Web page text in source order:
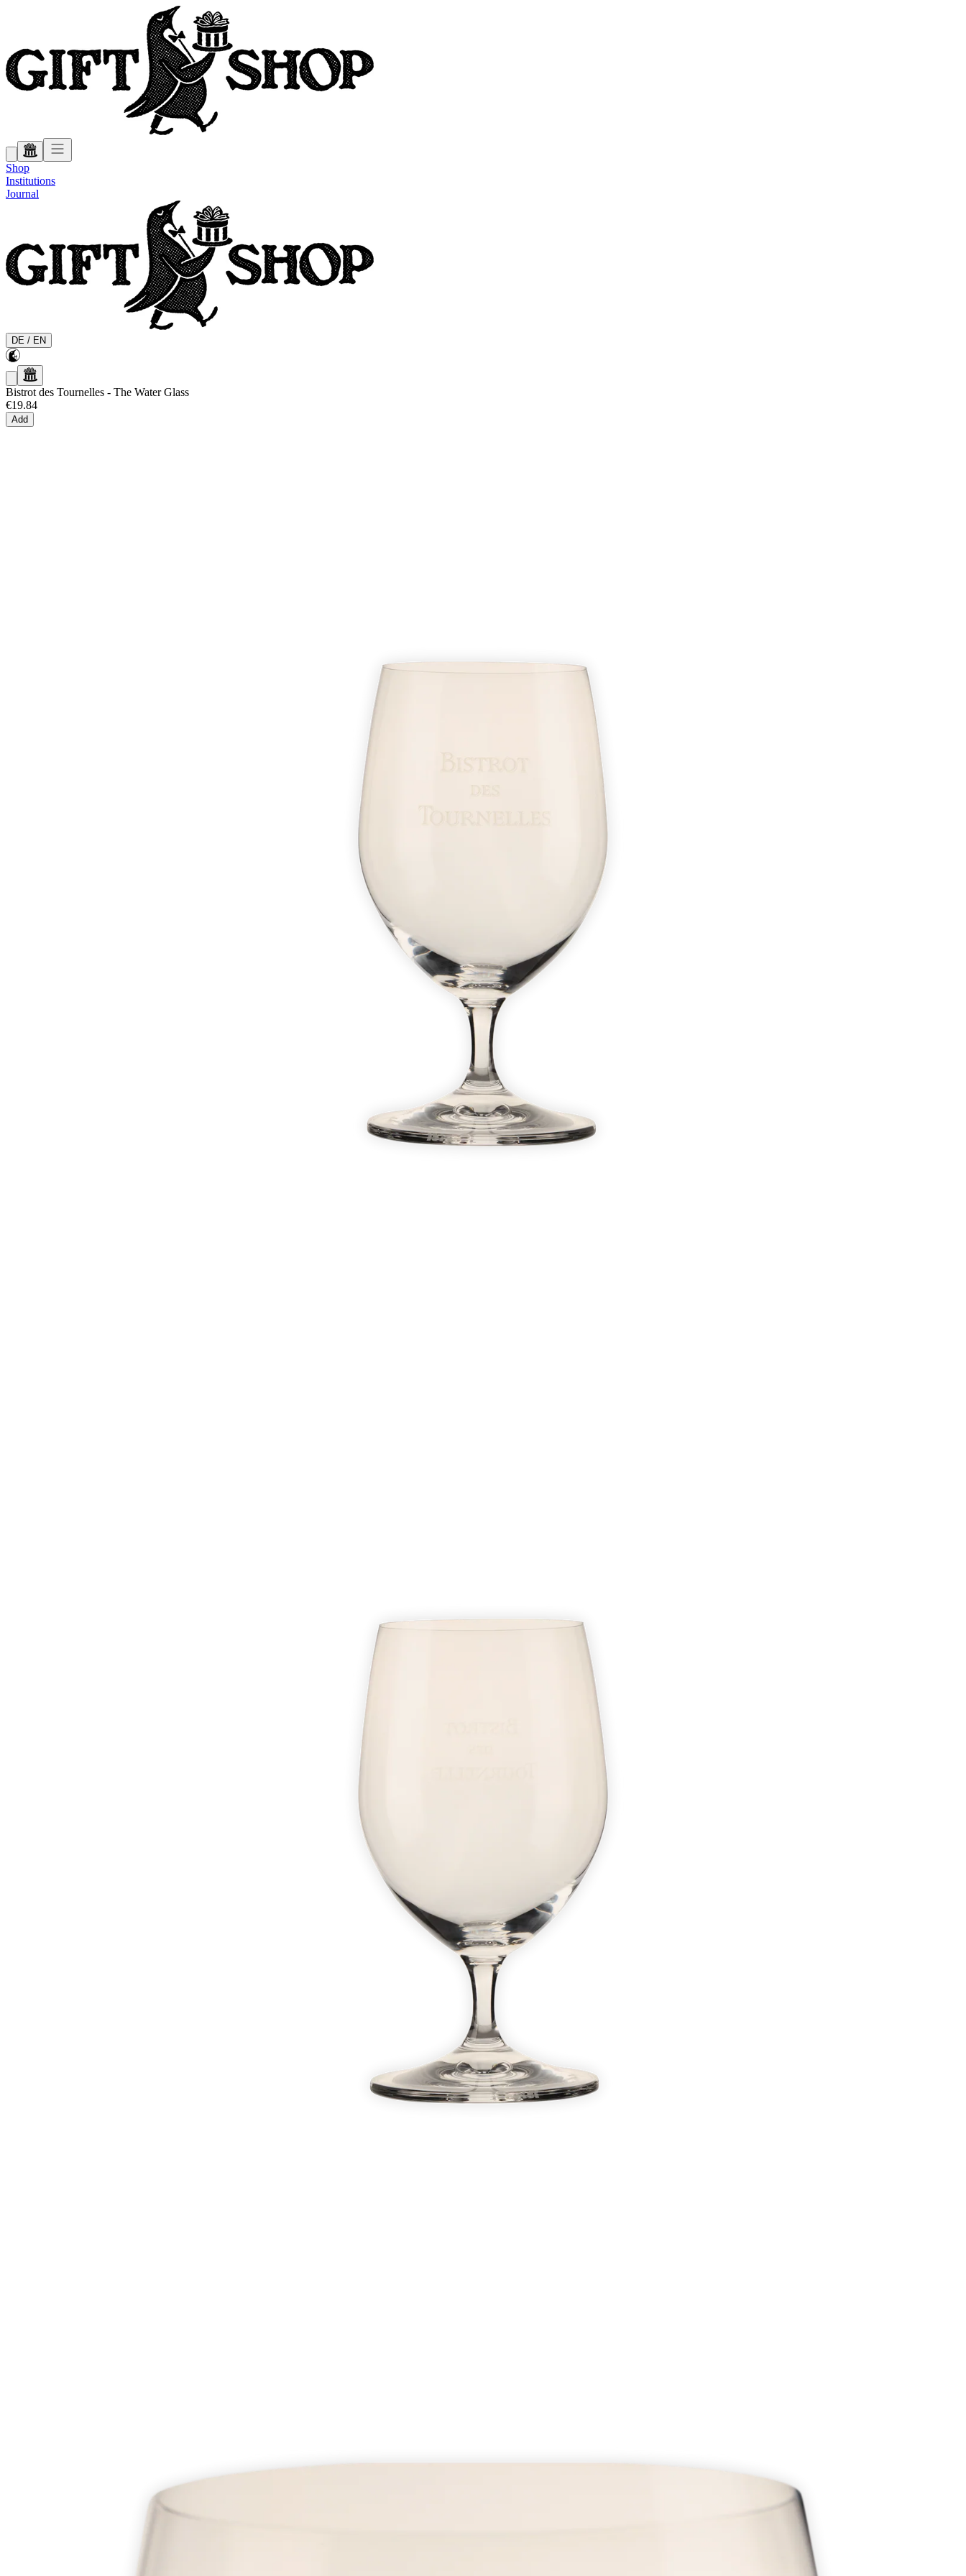
Shop
Institutions
Journal
DE / EN
Bistrot des Tournelles - The Water Glass
€19.84
Add